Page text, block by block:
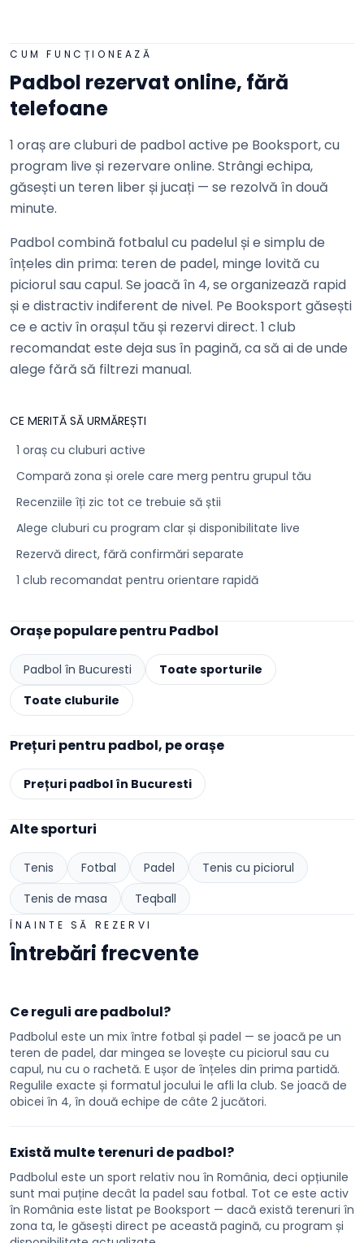
CUM FUNCȚIONEAZĂ
Padbol rezervat online, fără
telefoane
1 oraș are cluburi de padbol active pe Booksport, cu
program live și rezervare online. Strângi echipa,
găsești un teren liber și jucați — se rezolvă în două
minute.
Padbol combină fotbalul cu padelul și e simplu de
înțeles din prima: teren de padel, minge lovită cu
piciorul sau capul. Se joacă în 4, se organizează rapid
și e distractiv indiferent de nivel. Pe Booksport găsești
ce e activ în orașul tău și rezervi direct. 1 club
recomandat este deja sus în pagină, ca să ai de unde
alege fără să filtrezi manual.
CE MERITĂ SĂ URMĂREȘTI
1 oraș cu cluburi active
Compară zona și orele care merg pentru grupul tău
Recenziile îți zic tot ce trebuie să știi
Alege cluburi cu program clar și disponibilitate live
Rezervă direct, fără confirmări separate
1 club recomandat pentru orientare rapidă
Orașe populare pentru Padbol
Padbol în Bucuresti
Toate sporturile
Toate cluburile
Prețuri pentru padbol, pe orașe
Prețuri padbol în Bucuresti
Alte sporturi
Tenis Fotbal Padel
Tenis cu piciorul
Tenis de masa
Teqball
ÎNAINTE SĂ REZERVI
Întrebări frecvente
Ce reguli are padbolul?
Padbolul este un mix între fotbal și padel — se joacă pe un
teren de padel, dar mingea se lovește cu piciorul sau cu
capul, nu cu o rachetă. E ușor de înțeles din prima partidă.
Regulile exacte și formatul jocului le afli la club. Se joacă de
obicei în 4, în două echipe de câte 2 jucători.
Există multe terenuri de padbol?
Padbolul este un sport relativ nou în România, deci opțiunile
sunt mai puține decât la padel sau fotbal. Tot ce este activ
în România este listat pe Booksport — dacă există terenuri în
zona ta, le găsești direct pe această pagină, cu program și